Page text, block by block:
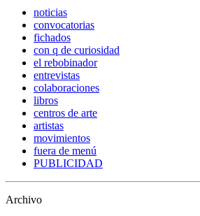
noticias
convocatorias
fichados
con q de curiosidad
el rebobinador
entrevistas
colaboraciones
libros
centros de arte
artistas
movimientos
fuera de menú
PUBLICIDAD
Archivo